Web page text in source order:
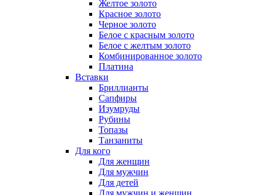
Желтое золото
Красное золото
Черное золото
Белое с красным золото
Белое с желтым золото
Комбинированное золото
Платина
Вставки
Бриллианты
Сапфиры
Изумруды
Рубины
Топазы
Танзаниты
Для кого
Для женщин
Для мужчин
Для детей
Для мужчин и женщин